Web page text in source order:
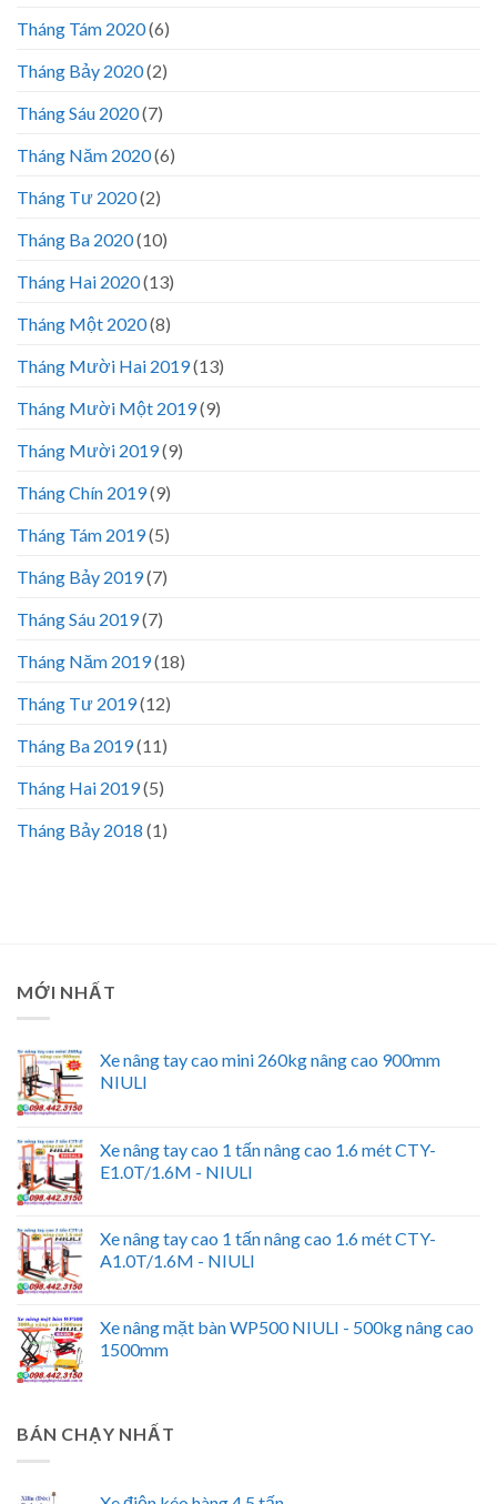
Tháng Tám 2020(6)
Tháng Bảy 2020(2)
Tháng Sáu 2020(7)
Tháng Năm 2020(6)
Tháng Tư 2020(2)
Tháng Ba 2020(10)
Tháng Hai 2020(13)
Tháng Một 2020(8)
Tháng Mười Hai 2019(13)
Tháng Mười Một 2019(9)
Tháng Mười 2019(9)
Tháng Chín 2019(9)
Tháng Tám 2019(5)
Tháng Bảy 2019(7)
Tháng Sáu 2019(7)
Tháng Năm 2019(18)
Tháng Tư 2019(12)
Tháng Ba 2019(11)
Tháng Hai 2019(5)
Tháng Bảy 2018 (1)
MỚI NHẤT
Xe nâng tay cao mini 260kg nâng cao 900mm
NIULI
Xe nâng tay cao 1 tấn nâng cao 1.6 mét CTY-
E1.0T/1.6M - NIULI
Xe nâng tay cao 1 tấn nâng cao 1.6 mét CTY-
A1.0T/1.6M - NIULI
Xe nâng mặt bàn WP500 NIULI - 500kg nâng cao
1500mm
BÁN CHẠY NHẤT